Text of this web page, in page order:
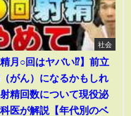
社会
精月○回はヤバい⁉︎】前立
（がん）になるかもしれ
精回数について現役泌
医が解説【年代別のベ